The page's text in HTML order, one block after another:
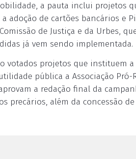
a pauta inclui projetos
adoção de cartões bancários e
de Justiça e da Urbes,
já vem sendo implementada.
votados projetos que instituem
pública a Associação
a redação final da
precários, além da concessão